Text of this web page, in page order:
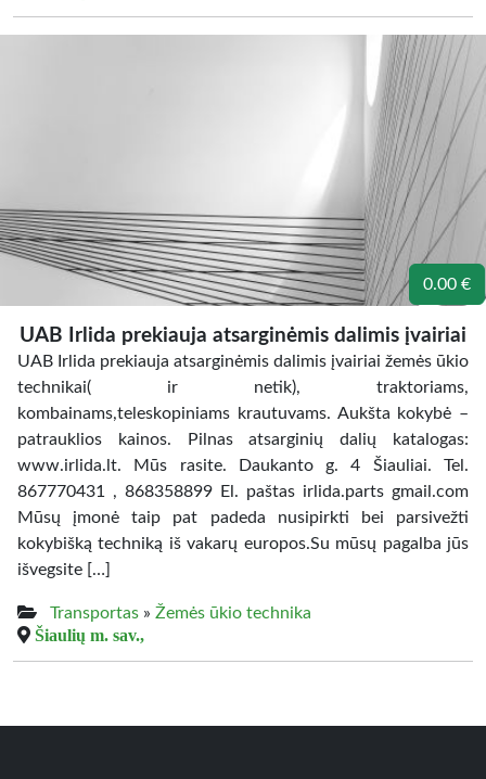
0.00 €
UAB Irlida prekiauja atsarginėmis dalimis įvairiai
UAB Irlida prekiauja atsarginėmis dalimis įvairiai žemės ūkio
technikai( ir netik), traktoriams,
kombainams,teleskopiniams krautuvams. Aukšta kokybė –
patrauklios kainos. Pilnas atsarginių dalių katalogas:
www.irlida.lt. Mūs rasite. Daukanto g. 4 Šiauliai. Tel.
867770431 , 868358899 El. paštas irlida.parts gmail.com
Mūsų įmonė taip pat padeda nusipirkti bei parsivežti
kokybišką techniką iš vakarų europos.Su mūsų pagalba jūs
išvegsite […]
Transportas » Žemės ūkio technika
Šiaulių m. sav.,